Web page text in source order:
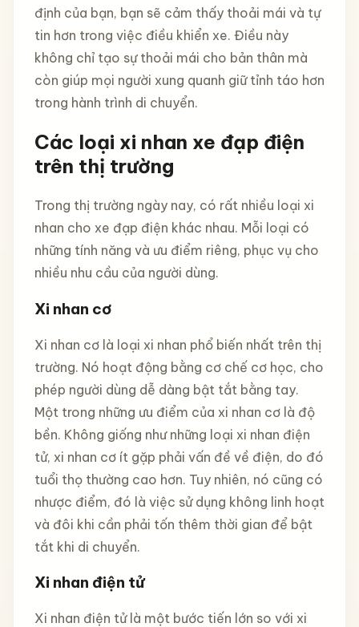
định của bạn, bạn sẽ cảm thấy thoải mái và tự
tin hơn trong việc điều khiển xe. Điều này
không chỉ tạo sự thoải mái cho bản thân mà
còn giúp mọi người xung quanh giữ tỉnh táo hơn
trong hành trình di chuyển.
Các loại xi nhan xe đạp điện
trên thị trường
Trong thị trường ngày nay, có rất nhiều loại xi
nhan cho xe đạp điện khác nhau. Mỗi loại có
những tính năng và ưu điểm riêng, phục vụ cho
nhiều nhu cầu của người dùng.
Xi nhan cơ
Xi nhan cơ là loại xi nhan phổ biến nhất trên thị
trường. Nó hoạt động bằng cơ chế cơ học, cho
phép người dùng dễ dàng bật tắt bằng tay.
Một trong những ưu điểm của xi nhan cơ là độ
bền. Không giống như những loại xi nhan điện
tử, xi nhan cơ ít gặp phải vấn đề về điện, do đó
tuổi thọ thường cao hơn. Tuy nhiên, nó cũng có
nhược điểm, đó là việc sử dụng không linh hoạt
và đôi khi cần phải tốn thêm thời gian để bật
tắt khi di chuyển.
Xi nhan điện tử
Xi nhan điện tử là một bước tiến lớn so với xi